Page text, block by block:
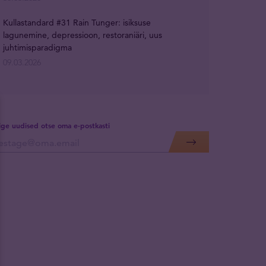
uudised otse oma e-postkasti
Kullastandard #31 Rain Tunger: isiksuse
lagunemine, depressioon, restoraniäri, uus
juhtimisparadigma